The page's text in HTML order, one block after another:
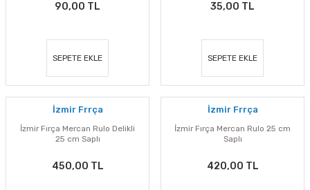
90,00 TL
SEPETE EKLE
35,00 TL
SEPETE EKLE
İzmir Frrça
İzmir Fırça Mercan Rulo Delikli
25 cm Saplı
450,00 TL
İzmir Frrça
İzmir Fırça Mercan Rulo 25 cm
Saplı
420,00 TL